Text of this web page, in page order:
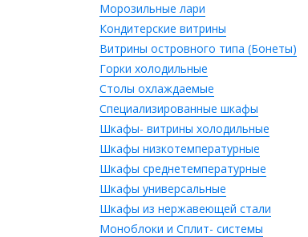
Морозильные лари
Кондитерские витрины
Витрины островного типа (Бонеты)
Горки холодильные
Столы охлаждаемые
Специализированные шкафы
Шкафы- витрины холодильные
Шкафы низкотемпературные
Шкафы среднетемпературные
Шкафы универсальные
Шкафы из нержавеющей стали
Моноблоки и Сплит- системы